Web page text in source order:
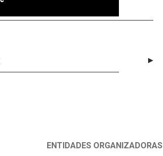
ENTIDADES ORGANIZADORAS